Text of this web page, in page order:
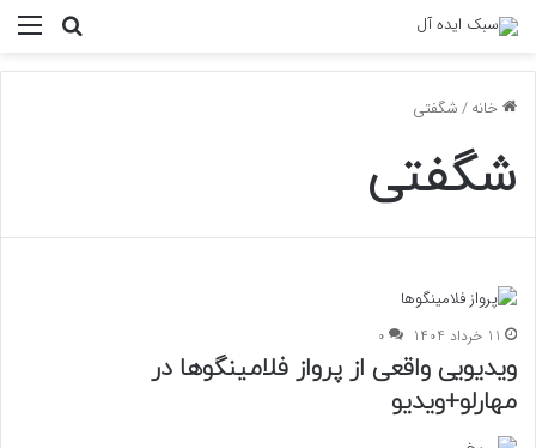
خانه/شگفتی
شگفتی
11 خرداد 1404 0
ویدیویی واقعی از پرواز فلامینگوها در
مهارلو+ویدیو